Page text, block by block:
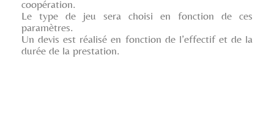
coopération.
Le type de jeu sera choisi en fonction de ces
paramètres.
Un devis est réalisé en fonction de l’effectif et de la
durée de la prestation.